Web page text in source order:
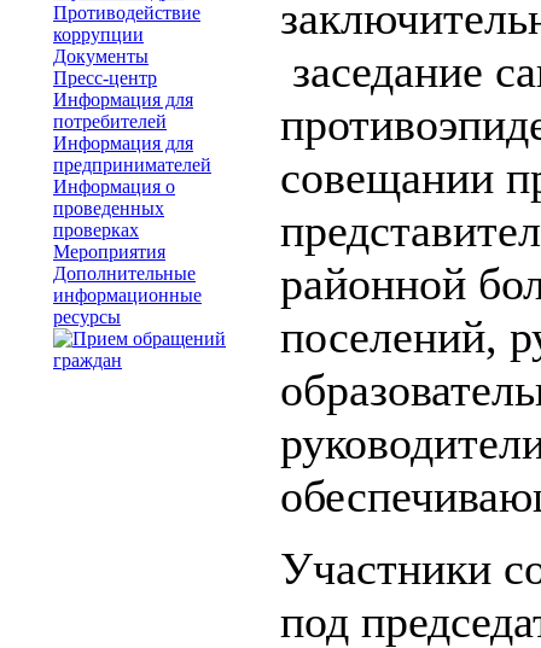
Противодействие
коррупции
Документы
Пресс-центр
Информация для
потребителей
Информация для
предпринимателей
Информация о
проведенных
проверках
Мероприятия
Дополнительные
информационные
ресурсы
заседание
совещании
районной
поселений,
Участники
под